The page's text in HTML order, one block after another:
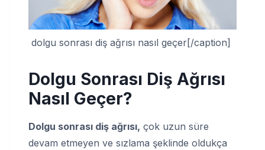
dolgu sonrası diş ağrısı nasıl geçer[/caption]
Dolgu Sonrası Diş Ağrısı
Nasıl Geçer?
Dolgu sonrası diş ağrısı, çok uzun süre
devam etmeyen ve sızlama şeklinde oldukça